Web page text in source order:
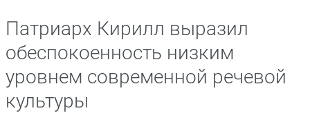
Патриарх Кирилл выразил
обеспокоенность низким
уровнем современной речевой
культуры